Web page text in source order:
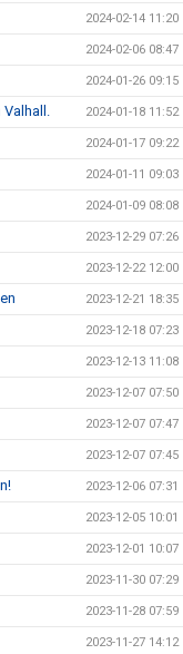
2024-02-14 11:20
2024-02-06 08:47
2024-01-26 09:15
2024-01-18 11:52
2024-01-17 09:22
2024-01-11 09:03
2024-01-09 08:08
2023-12-29 07:26
2023-12-22 12:00
2023-12-21 18:35
2023-12-18 07:23
2023-12-13 11:08
2023-12-07 07:50
2023-12-07 07:47
2023-12-07 07:45
2023-12-06 07:31
2023-12-05 10:01
2023-12-01 10:07
2023-11-30 07:29
2023-11-28 07:59
2023-11-27 14:12